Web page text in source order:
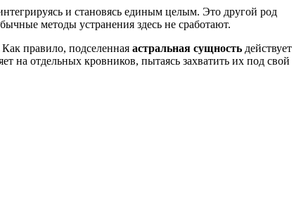
и становясь единым целым. Это другой род
методы устранения здесь не сработают.
правило, подселенная астральная сущность действует
на отдельных кровников, пытаясь захватить их под свой